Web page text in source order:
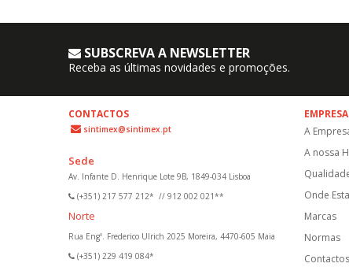
SUBSCREVA A NEWSLETTER
Receba as últimas novidades e promoções.
CONTACTOS
sintimex@sintimex.pt
Sede
Av. Infante D. Henrique Lote 9B, 1849-034 Lisboa
(+351) 217 577 212* // 912 002 021**
Norte
Rua Engº. Frederico Ulrich 2025 Moreira, 4470-605 Maia
(+351) 229 419 084*
EMPRESA
A
A nossa
Onde
Marcas
Normas
Contactos